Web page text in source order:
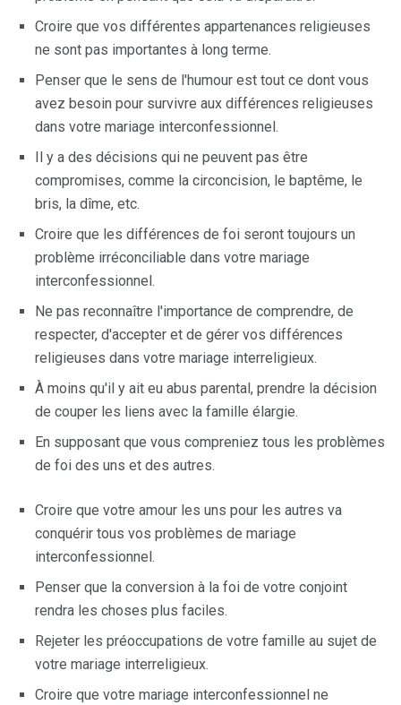
Croire que vos différentes appartenances religieuses
ne sont pas importantes à long terme.
Penser que le sens de l'humour est tout ce dont vous
avez besoin pour survivre aux différences religieuses
dans votre mariage interconfessionnel.
Il y a des décisions qui ne peuvent pas être
compromises, comme la circoncision, le baptême, le
bris, la dîme, etc.
Croire que les différences de foi seront toujours un
problème irréconciliable dans votre mariage
interconfessionnel.
Ne pas reconnaître l'importance de comprendre, de
respecter, d'accepter et de gérer vos différences
religieuses dans votre mariage interreligieux.
À moins qu'il y ait eu abus parental, prendre la décision
de couper les liens avec la famille élargie.
En supposant que vous compreniez tous les problèmes
de foi des uns et des autres.
Croire que votre amour les uns pour les autres va
conquérir tous vos problèmes de mariage
interconfessionnel.
Penser que la conversion à la foi de votre conjoint
rendra les choses plus faciles.
Rejeter les préoccupations de votre famille au sujet de
votre mariage interreligieux.
Croire que votre mariage interconfessionnel ne